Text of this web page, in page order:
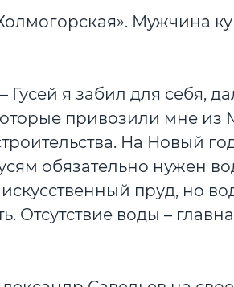
Мужчина
я забил для себя,
привозили мне из
На Новый
обязательно нужен
пруд, но
Отсутствие воды –